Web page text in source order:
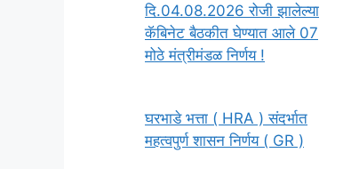
दि.04.08.2026 रोजी झालेल्या
कॅबिनेट बैठकीत घेण्यात आले 07
मोठे मंत्रीमंडळ निर्णय !
घरभाडे भत्ता ( HRA ) संदर्भात
महत्वपुर्ण शासन निर्णय ( GR )